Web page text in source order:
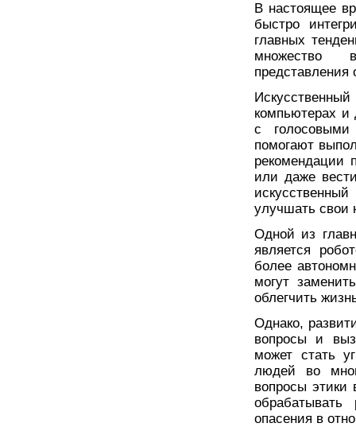
В настоящее
быстро
главных
множество
представления
компьютерах и
с
помогают
рекомендации
или даже
улучшать свои
Одной из
является
более
могут
облегчить
Однако,
вопросы и
может стать
людей во
вопросы этики
опасения в